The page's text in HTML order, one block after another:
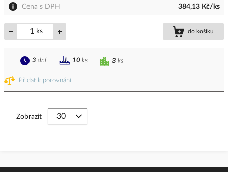
Cena s DPH 384,13 Kč/ks
ks do košíku
Přidat k porovnání
3 ks
3 dní 10 ks
Zobrazit